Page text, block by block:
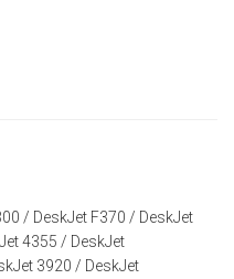
/ DeskJet F370 / DeskJet
4355 / DeskJet
3920 / DeskJet